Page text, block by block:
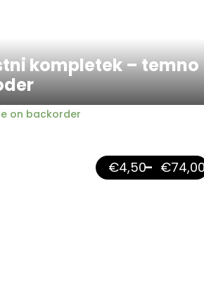
kompletek – temno
on backorder
€4,50– €74,00